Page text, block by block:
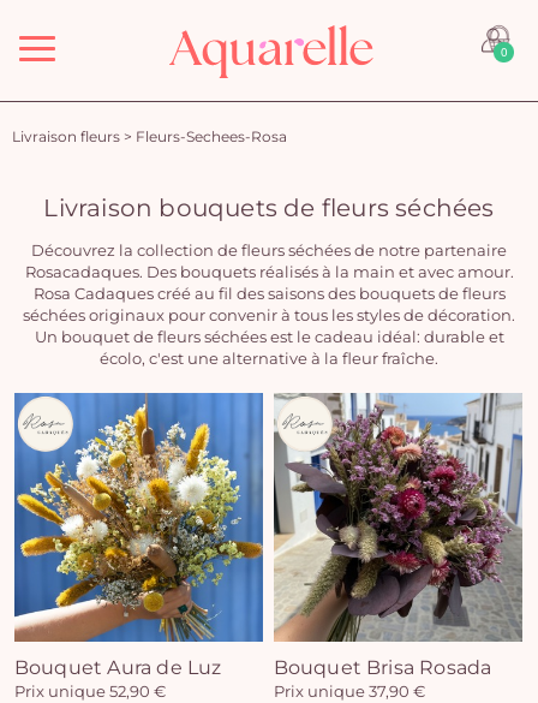
Menu 0
Livraison fleurs > Fleurs-Sechees-Rosa
Livraison bouquets de fleurs séchées
Découvrez la collection de fleurs séchées de notre partenaire
Rosacadaques. Des bouquets réalisés à la main et avec amour.
Rosa Cadaques créé au fil des saisons des bouquets de fleurs
séchées originaux pour convenir à tous les styles de décoration.
Un bouquet de fleurs séchées est le cadeau idéal: durable et
écolo, c'est une alternative à la fleur fraîche.
Bouquet Aura de Luz
Prix unique 52,90 €
Bouquet Brisa Rosada
Prix unique 37,90 €